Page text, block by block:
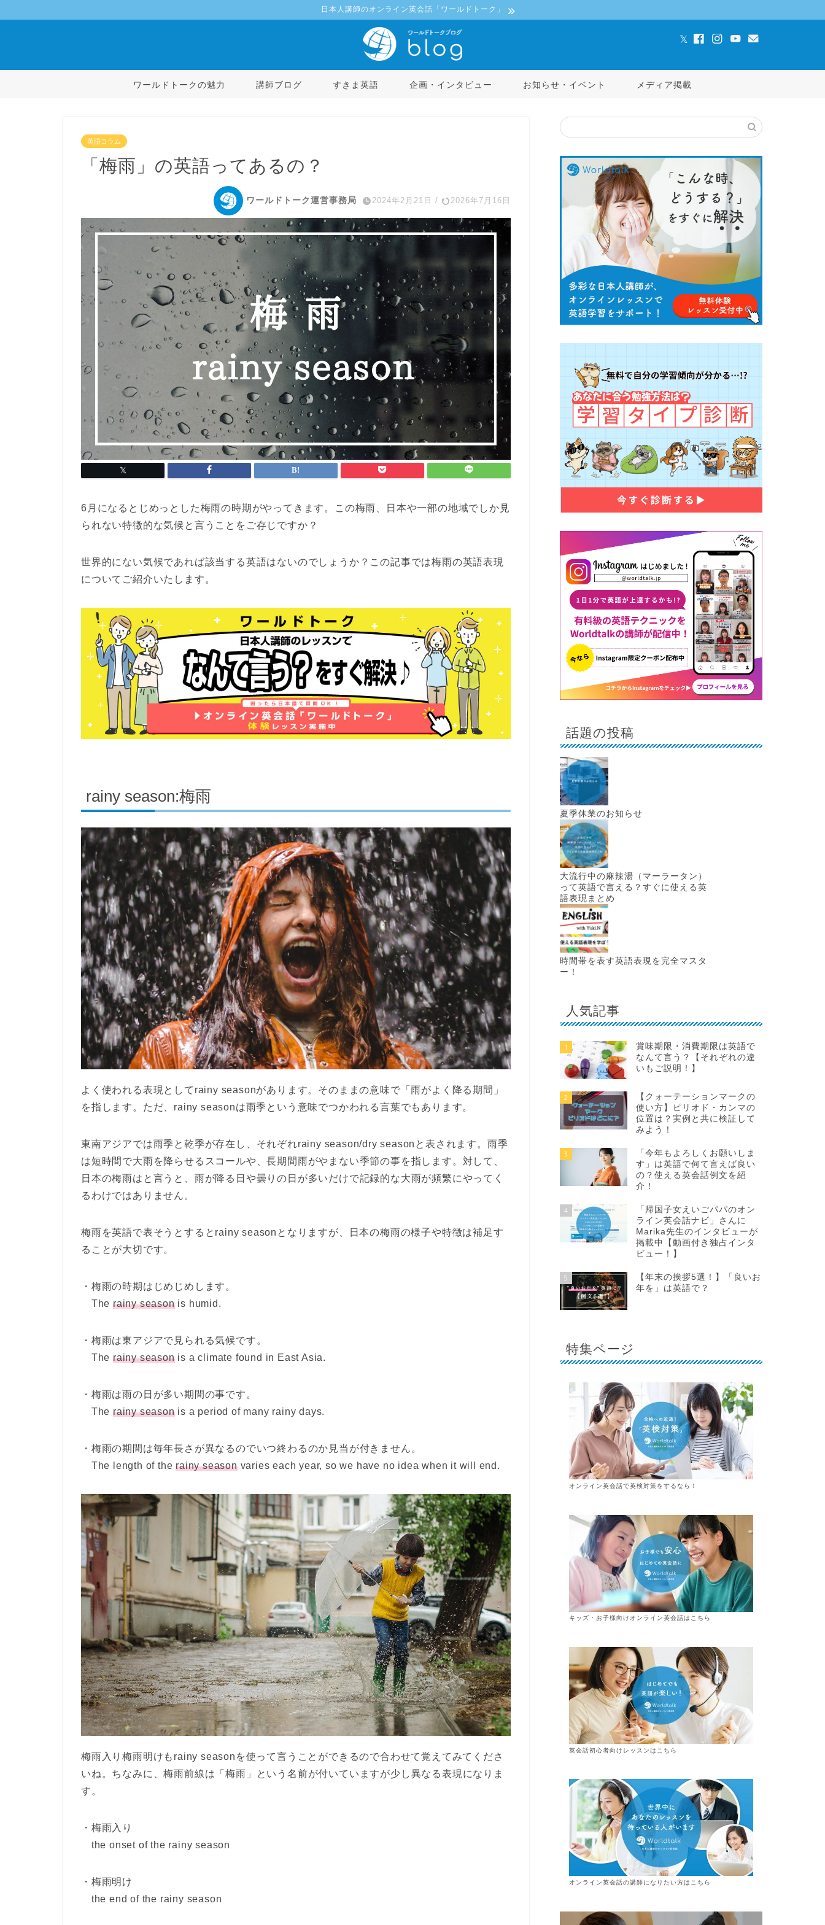
日本人講師のオンライン英会話「ワールドトーク」
ワールドトークの魅力 講師ブログ すきま英語 企画・インタビュー お知らせ・イベント メディア掲載
英語コラム
「梅雨」の英語ってあるの？
ワールドトーク運営事務局 2024年2月21日 / 2026年7月16日
6月になるとじめっとした梅雨の時期がやってきます。この梅雨 、日本や一部の地域でしか見
られない特徴的な気候と言うことをご存じですか？
世界的にない気候であれば該当する英語はないのでしょうか？この記事では梅雨の英語表現
についてご紹介いたします。
rainy season:梅雨
よく使われる表現として rainy seasonがあります。そのままの意味で「雨がよく降る期間」
を指します。ただ、 rainy seasonは雨季という意味でつかわれる言葉でもあります。
東南アジアでは雨季と乾季が存在し、それぞれrainy season/dry season と表されます。雨季
は短時間で大雨を降らせるスコールや、長期間雨がやまない季節の事を指します。対して、
日本の梅雨はと言うと、雨が降る日や曇りの日が多いだけで記録的な大雨が頻繁にやってく
るわけではありません。
梅雨を英語で表そうとすると rainy season となりますが、日本の梅雨の様子や特徴は補足す
ることが大切です。
・梅雨の時期はじめじめします。
The rainy seasonis humid.
・梅雨は東アジアで見られる気候です。
The rainy seasonis a climate found in East Asia.
・梅雨は雨の日が多い期間の事です。
The rainy seasonis a period of many rainy days.
・梅雨の期間は毎年長さが異なるのでいつ終わるのか見当が付きません。
The length of therainy seasonvaries each year, so we have no idea when it will end.
梅雨入り梅雨明けも rainy season を使って言うことができるので合わせて覚えてみてくださ
いね。ちなみに、梅雨前線は「梅雨」という名前が付いていますが少し異なる表現になりま
す。
・梅雨入り
the onset of the rainy season
・梅雨明け
the end of the rainy season
話題の投稿
夏季休業のお知らせ
大流行中の麻辣湯（マーラータン）
って英語で言える？すぐに使える英
語表現まとめ
時間帯を表す英語表現を完全マスタ
ー！
人気記事
1
賞味期限・消費期限は英語で
なんて言う？【それぞれの違
いもご説明！】
2
【クォーテーションマークの
使い方】ピリオド・カンマの
位置は？実例と共に検証して
みよう！
3
「今年もよろしくお願いしま
す」は英語で何て言えば良い
の？使える英会話例文を紹
介！
4
「帰国子女えいごパパのオン
ライン英会話ナビ」さんに
Marika先生のインタビューが
掲載中【動画付き独占インタ
ビュー！】
5
【年末の挨拶5選！】「良いお
年を」は英語で？
特集ページ
オンライン英会話で英検対策をするなら！
キッズ・お子様向けオンライン英会話はこちら
英会話初心者向けレッスンはこちら
オンライン英会話の講師になりたい方はこちら